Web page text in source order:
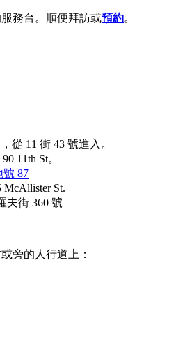
務台。順便拜訪或預約。
，從 11 街 43 號進入。
11th St。
號 87
McAllister St.
夫街 360 號
旁的人行道上：